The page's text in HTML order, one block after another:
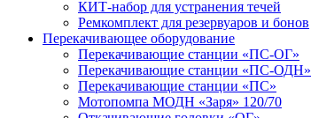
КИТ-набор для устранения течей
Ремкомплект для резервуаров и бонов
Перекачивающее оборудование
Перекачивающие станции «ПС-ОГ»
Перекачивающие станции «ПС-ОДН»
Перекачивающие станции «ПС»
Мотопомпа МОДН «Заря» 120/70